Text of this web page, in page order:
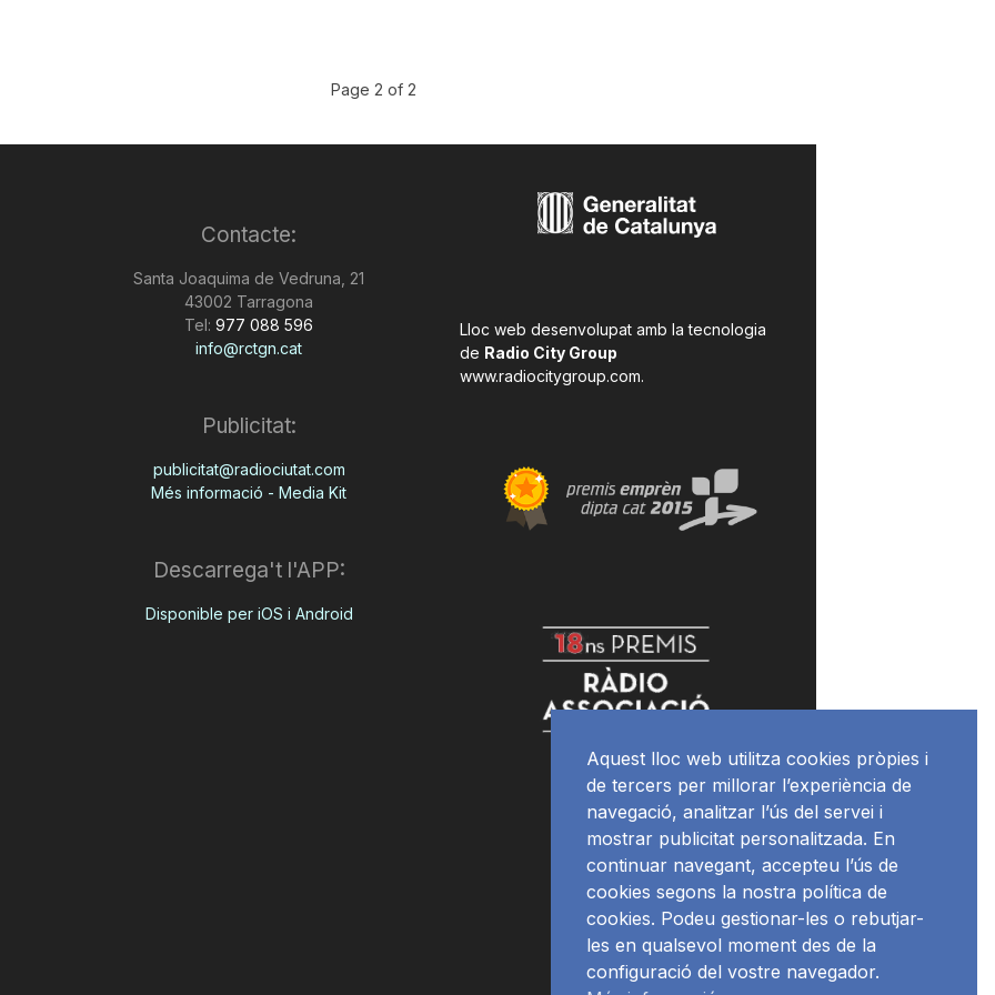
Page 2 of 2
Contacte:
Santa Joaquima de Vedruna, 21
43002 Tarragona
Tel: 977 088 596
info@rctgn.cat
Publicitat:
publicitat@radiociutat.com
Més informació - Media Kit
Descarrega't l'APP:
Disponible per iOS i Android
Lloc web desenvolupat amb la tecnologia
de Radio City Group
www.radiocitygroup.com.
Aquest lloc web utilitza cookies pròpies i
de tercers per millorar l’experiència de
navegació, analitzar l’ús del servei i
mostrar publicitat personalitzada. En
continuar navegant, accepteu l’ús de
cookies segons la nostra política de
cookies. Podeu gestionar-les o rebutjar-
les en qualsevol moment des de la
configuració del vostre navegador.